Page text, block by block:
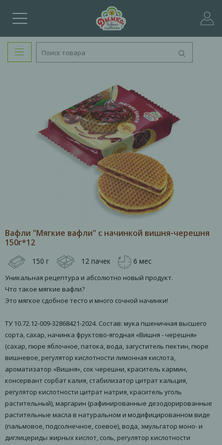
Вафли "Мягкие вафли" с начинкой вишня-черешня
150г*12
150 г 12 пачек 6 мес
Уникальная рецептура и абсолютно новый продукт.
Что такое мягкие вафли?
Это мягкое сдобное тесто и много сочной начинки!
ТУ 10.72.12-009-32868421-2024. Состав: мука пшеничная высшего
сорта, сахар, начинка фруктово-ягодная «Вишня - черешня»
(сахар, пюре яблочное, патока, вода, загуститель пектин, пюре
вишневое, регулятор кислотности лимонная кислота,
ароматизатор «Вишня», сок черешни, краситель кармин,
консервант сорбат калия, стабилизатор цитрат кальция,
регулятор кислотности цитрат натрия, краситель уголь
растительный), маргарин (рафинированные дезодорированные
растительные масла в натуральном и модифицированном виде
(пальмовое, подсолнечное, соевое), вода, эмульгатор моно- и
диглицериды жирных кислот, соль, регулятор кислотности